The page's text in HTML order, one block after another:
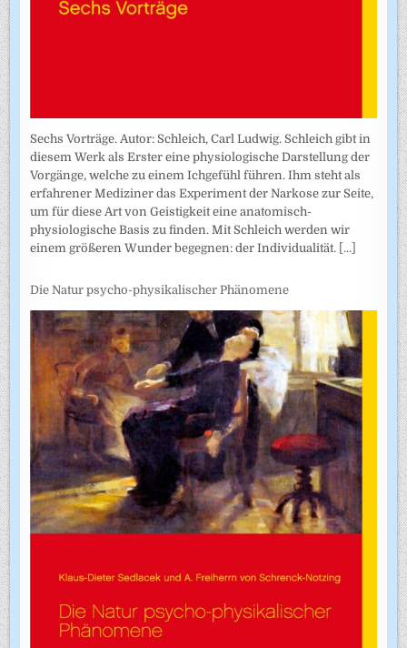
Sechs Vorträge. Autor: Schleich, Carl Ludwig. Schleich gibt in
diesem Werk als Erster eine physiologische Darstellung der
Vorgänge, welche zu einem Ichgefühl führen. Ihm steht als
erfahrener Mediziner das Experiment der Narkose zur Seite,
um für diese Art von Geistigkeit eine anatomisch-
physiologische Basis zu finden. Mit Schleich werden wir
einem größeren Wunder begegnen: der Individualität. [...]
Die Natur psycho-physikalischer Phänomene